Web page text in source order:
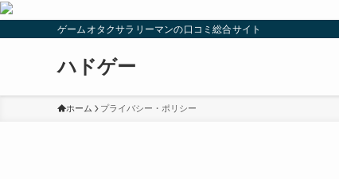
ゲームオタクサラリーマンの口コミ総合サイト
ハドゲー
ホーム プライバシー・ポリシー